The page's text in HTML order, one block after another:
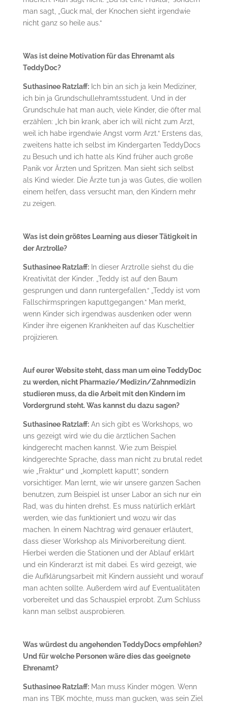
man sagt, „Guck mal, der Knochen sieht irgendwie
nicht ganz so heile aus.“
Was ist deine Motivation für das Ehrenamt als
TeddyDoc?
Suthasinee Ratzlaff:Ich bin an sich ja kein Mediziner,
ich bin ja Grundschullehramtsstudent. Und in der
Grundschule hat man auch, viele Kinder, die öfter mal
erzählen: „Ich bin krank, aber ich will nicht zum Arzt,
weil ich habe irgendwie Angst vorm Arzt.“ Erstens das,
zweitens hatte ich selbst im Kindergarten TeddyDocs
zu Besuch und ich hatte als Kind früher auch große
Panik vor Ärzten und Spritzen. Man sieht sich selbst
als Kind wieder. Die Ärzte tun ja was Gutes, die wollen
einem helfen, dass versucht man, den Kindern mehr
zu zeigen.
Was ist dein größtes Learning aus dieser Tätigkeit in
der Arztrolle?
Suthasinee Ratzlaff:In dieser Arztrolle siehst du die
Kreativität der Kinder. „Teddy ist auf den Baum
gesprungen und dann runtergefallen.“ „Teddy ist vom
Fallschirmspringen kaputtgegangen.“ Man merkt,
wenn Kinder sich irgendwas ausdenken oder wenn
Kinder ihre eigenen Krankheiten auf das Kuscheltier
projizieren.
Auf eurer Website steht, dass man um eine TeddyDoc
zu werden, nicht Pharmazie/Medizin/Zahnmedizin
studieren muss, da die Arbeit mit den Kindern im
Vordergrund steht. Was kannst du dazu sagen?
Suthasinee Ratzlaff:An sich gibt es Workshops, wo
uns gezeigt wird wie du die ärztlichen Sachen
kindgerecht machen kannst. Wie zum Beispiel
kindgerechte Sprache, dass man nicht zu brutal redet
wie „Fraktur“ und „komplett kaputt“, sondern
vorsichtiger. Man lernt, wie wir unsere ganzen Sachen
benutzen, zum Beispiel ist unser Labor an sich nur ein
Rad, was du hinten drehst. Es muss natürlich erklärt
werden, wie das funktioniert und wozu wir das
machen. In einem Nachtrag wird genauer erläutert,
dass dieser Workshop als Minivorbereitung dient.
Hierbei werden die Stationen und der Ablauf erklärt
und ein Kinderarzt ist mit dabei. Es wird gezeigt, wie
die Aufklärungsarbeit mit Kindern aussieht und worauf
man achten sollte. Außerdem wird auf Eventualitäten
vorbereitet und das Schauspiel erprobt. Zum Schluss
kann man selbst ausprobieren.
Was würdest du angehenden TeddyDocs empfehlen?
Und für welche Personen wäre dies das geeignete
Ehrenamt?
Suthasinee Ratzlaff:Man muss Kinder mögen. Wenn
man ins TBK möchte, muss man gucken, was sein Ziel